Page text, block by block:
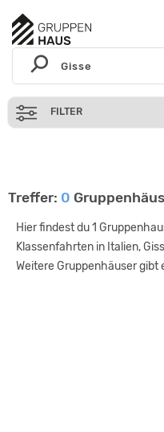
FILTER
Treffer: 0
Hier findest du 1
Klassenfahrten in Italien,
Weitere Gruppenhäuser gibt